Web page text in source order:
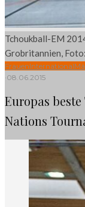
Tchoukball-EM
Grobritannien,
FrauenInternational
·08.06.2015
Europas
Nations